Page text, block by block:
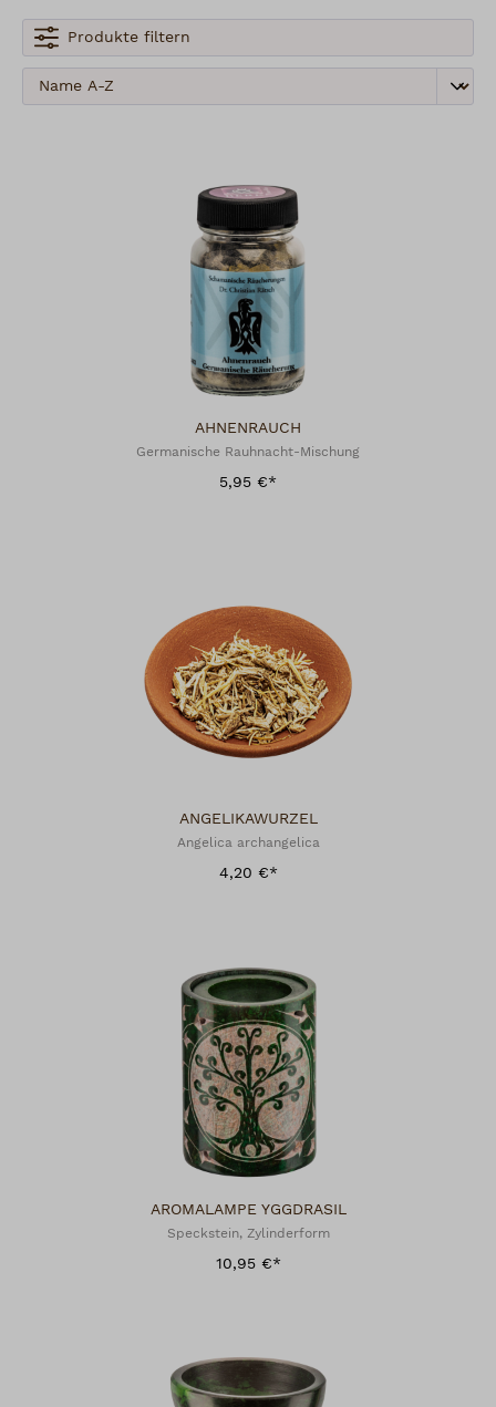
Produkte filtern
AHNENRAUCH
Germanische Rauhnacht-Mischung
5,95 €*
ANGELIKAWURZEL
Angelica archangelica
4,20 €*
AROMALAMPE YGGDRASIL
Speckstein, Zylinderform
10,95 €*